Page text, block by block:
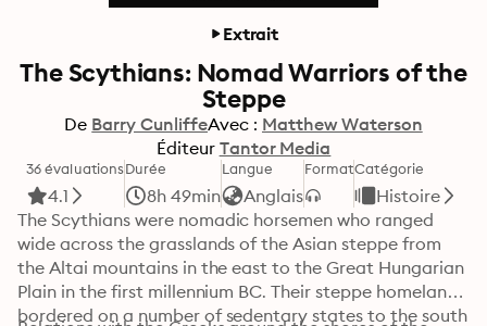
Extrait
The Scythians: Nomad Warriors of the
Steppe
De Barry CunliffeAvec : Matthew Waterson
Éditeur Tantor Media
36 évaluations
4.1
Durée
8h 49min
Langue
Anglais
FormatCatégorie
Histoire
The Scythians were nomadic horsemen who ranged
wide across the grasslands of the Asian steppe from
the Altai mountains in the east to the Great Hungarian
Plain in the first millennium BC. Their steppe homeland
bordered on a number of sedentary states to the south